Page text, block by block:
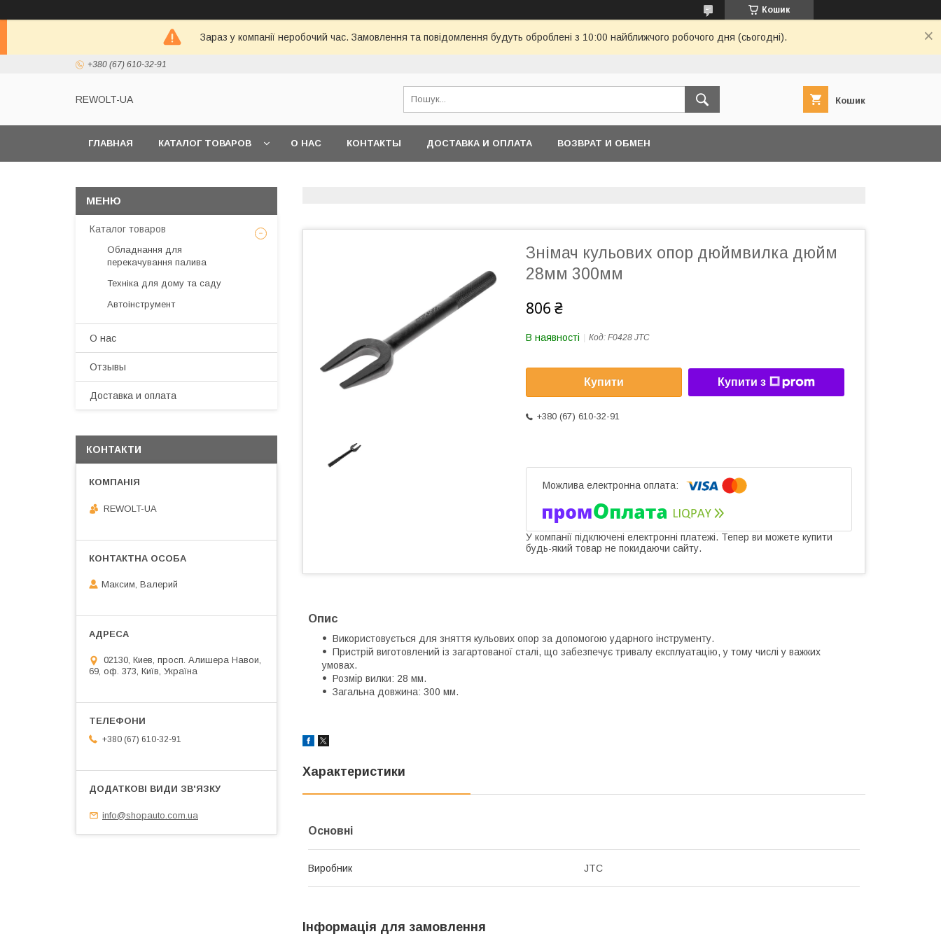
Кошик
Зараз у компанії неробочий час. Замовлення та повідомлення будуть оброблені з 10:00 найближчого робочого дня (сьогодні).
+380 (67) 610-32-91
REWOLT-UA Кошик
ГЛАВНАЯ КАТАЛОГ ТОВАРОВ О НАС КОНТАКТЫ ДОСТАВКА И ОПЛАТА ВОЗВРАТ И ОБМЕН
Знімач кульових опор дюймвилка дюйм
28мм 300мм
806 ₴
В наявності Код: F0428 JTC
Купити Купити з
+380 (67) 610-32-91
У компанії підключені електронні платежі. Тепер ви можете купити
будь-який товар не покидаючи сайту.
Опис
Використовується для зняття кульових опор за допомогою ударного інструменту.
Пристрій виготовлений із загартованої сталі, що забезпечує тривалу експлуатацію, у тому числі у важких
умовах.
Розмір вилки: 28 мм.
Загальна довжина: 300 мм.
Характеристики
Основні
Виробник JTC
Інформація для замовлення
Каталог товаров
Обладнання для
перекачування палива
Техніка для дому та саду
Автоінструмент
О нас
Отзывы
Доставка и оплата
КОНТАКТИ
REWOLT-UA
Максим, Валерий
02130, Киев, просп. Алишера Навои,
69, оф. 373, Київ, Україна
+380 (67) 610-32-91
info@shopauto.com.ua